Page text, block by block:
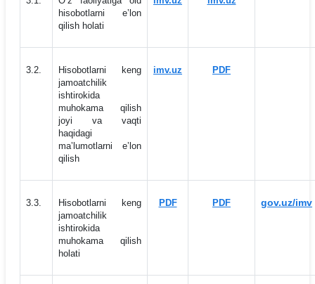
hisobotlarni eʼlon
qilish holati
3.2.
Hisobotlarni keng
jamoatchilik
ishtirokida
muhokama qilish
joyi va vaqti
haqidagi
maʼlumotlarni eʼlon
qilish
imv.uz PDF
3.3.
Hisobotlarni keng
jamoatchilik
ishtirokida
muhokama qilish
holati
PDF PDF gov.uz/imv